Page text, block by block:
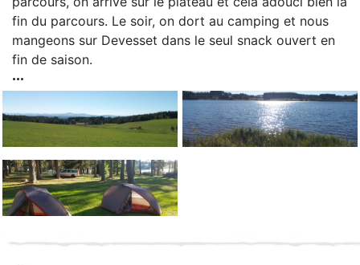
fin du parcours. Le soir, on dort au camping et nous
mangeons sur Devesset dans le seul snack ouvert en
fin de saison.